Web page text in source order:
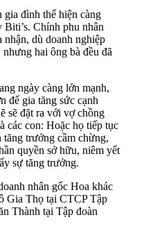
đình thể hiện càng
Biti’s. Chính phu nhân
dù doanh nghiệp
hai ông bà đều đã
ngày càng lớn mạnh,
để gia tăng sức cạnh
sẽ đặt ra với vợ chồng
các con: Hoặc họ tiếp tục
tăng trưởng cầm chừng,
quyền sở hữu, niêm yết
sự tăng trưởng.
nhân gốc Hoa khác
Gia Thọ tại CTCP Tập
Thành tại Tập đoàn